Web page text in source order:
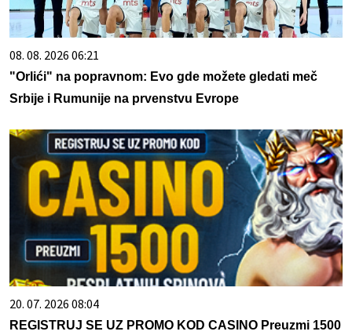
08. 08. 2026 06:21
"Orlići" na popravnom: Evo gde možete gledati meč
Srbije i Rumunije na prvenstvu Evrope
20. 07. 2026 08:04
REGISTRUJ SE UZ PROMO KOD CASINO Preuzmi 1500